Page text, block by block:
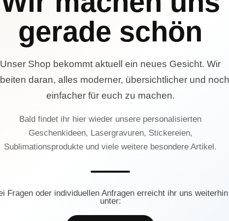
gerade schön
Unser Shop bekommt aktuell ein neues Gesicht. Wir
daran, alles moderner, übersichtlicher und noch
einfacher für euch zu machen.
Bald findet ihr hier wieder unsere personalisierten
Geschenkideen, Lasergravuren, Stickereien,
Sublimationsprodukte und viele weitere besondere Artikel.
Fragen oder individuellen Anfragen erreicht ihr uns weiterhin
unter: